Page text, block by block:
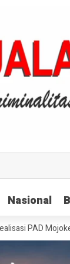
Nasional
Nasional
Mojokerto Capai